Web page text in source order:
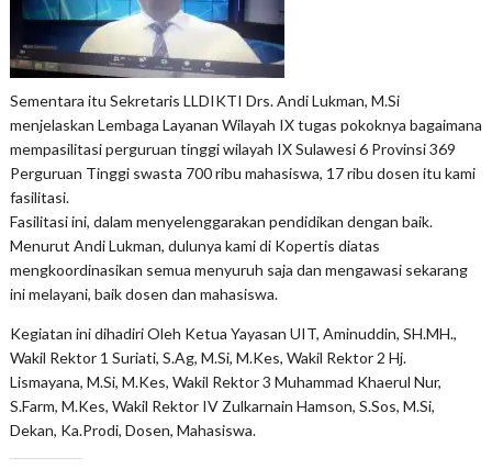
Sementara itu Sekretaris LLDIKTI Drs. Andi Lukman, M.Si
menjelaskan Lembaga Layanan Wilayah IX tugas pokoknya bagaimana
mempasilitasi perguruan tinggi wilayah IX Sulawesi 6 Provinsi 369
Perguruan Tinggi swasta 700 ribu mahasiswa, 17 ribu dosen itu kami
fasilitasi.
Fasilitasi ini, dalam menyelenggarakan pendidikan dengan baik.
Menurut Andi Lukman, dulunya kami di Kopertis diatas
mengkoordinasikan semua menyuruh saja dan mengawasi sekarang
ini melayani, baik dosen dan mahasiswa.
Kegiatan ini dihadiri Oleh Ketua Yayasan UIT, Aminuddin, SH.MH.,
Wakil Rektor 1 Suriati, S.Ag, M.Si, M.Kes, Wakil Rektor 2 Hj.
Lismayana, M.Si, M.Kes, Wakil Rektor 3 Muhammad Khaerul Nur,
S.Farm, M.Kes, Wakil Rektor IV Zulkarnain Hamson, S.Sos, M.Si,
Dekan, Ka.Prodi, Dosen, Mahasiswa.